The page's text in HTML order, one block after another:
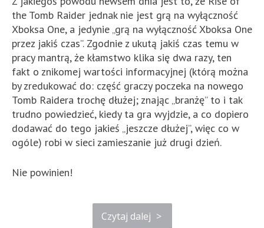
the Tomb Raider jednak nie jest grą na wyłączność
Xboksa One, a jedynie „grą na wyłączność Xboksa One
przez jakiś czas”. Zgodnie z ukutą jakiś czas temu w
pracy mantrą, że kłamstwo klika się dwa razy, ten
fakt o znikomej wartości informacyjnej (którą można
by zredukować do: część graczy poczeka na nowego
Tomb Raidera trochę dłużej; znając „branżę” to i tak
trudno powiedzieć, kiedy ta gra wyjdzie, a co dopiero
dodawać do tego jakieś „jeszcze dłużej”, więc co w
ogóle) robi w sieci zamieszanie już drugi dzień.
Nie powinien!
Czytaj dalej >